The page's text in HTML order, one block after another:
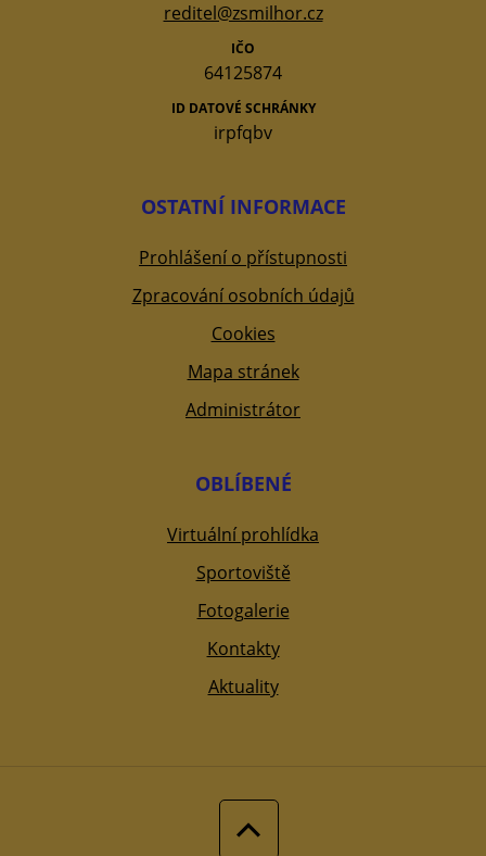
reditel@zsmilhor.cz
IČO
64125874
ID DATOVÉ SCHRÁNKY
irpfqbv
OSTATNÍ INFORMACE
Prohlášení o přístupnosti
Zpracování osobních údajů
Cookies
Mapa stránek
Administrátor
OBLÍBENÉ
Virtuální prohlídka
Sportoviště
Fotogalerie
Kontakty
Aktuality